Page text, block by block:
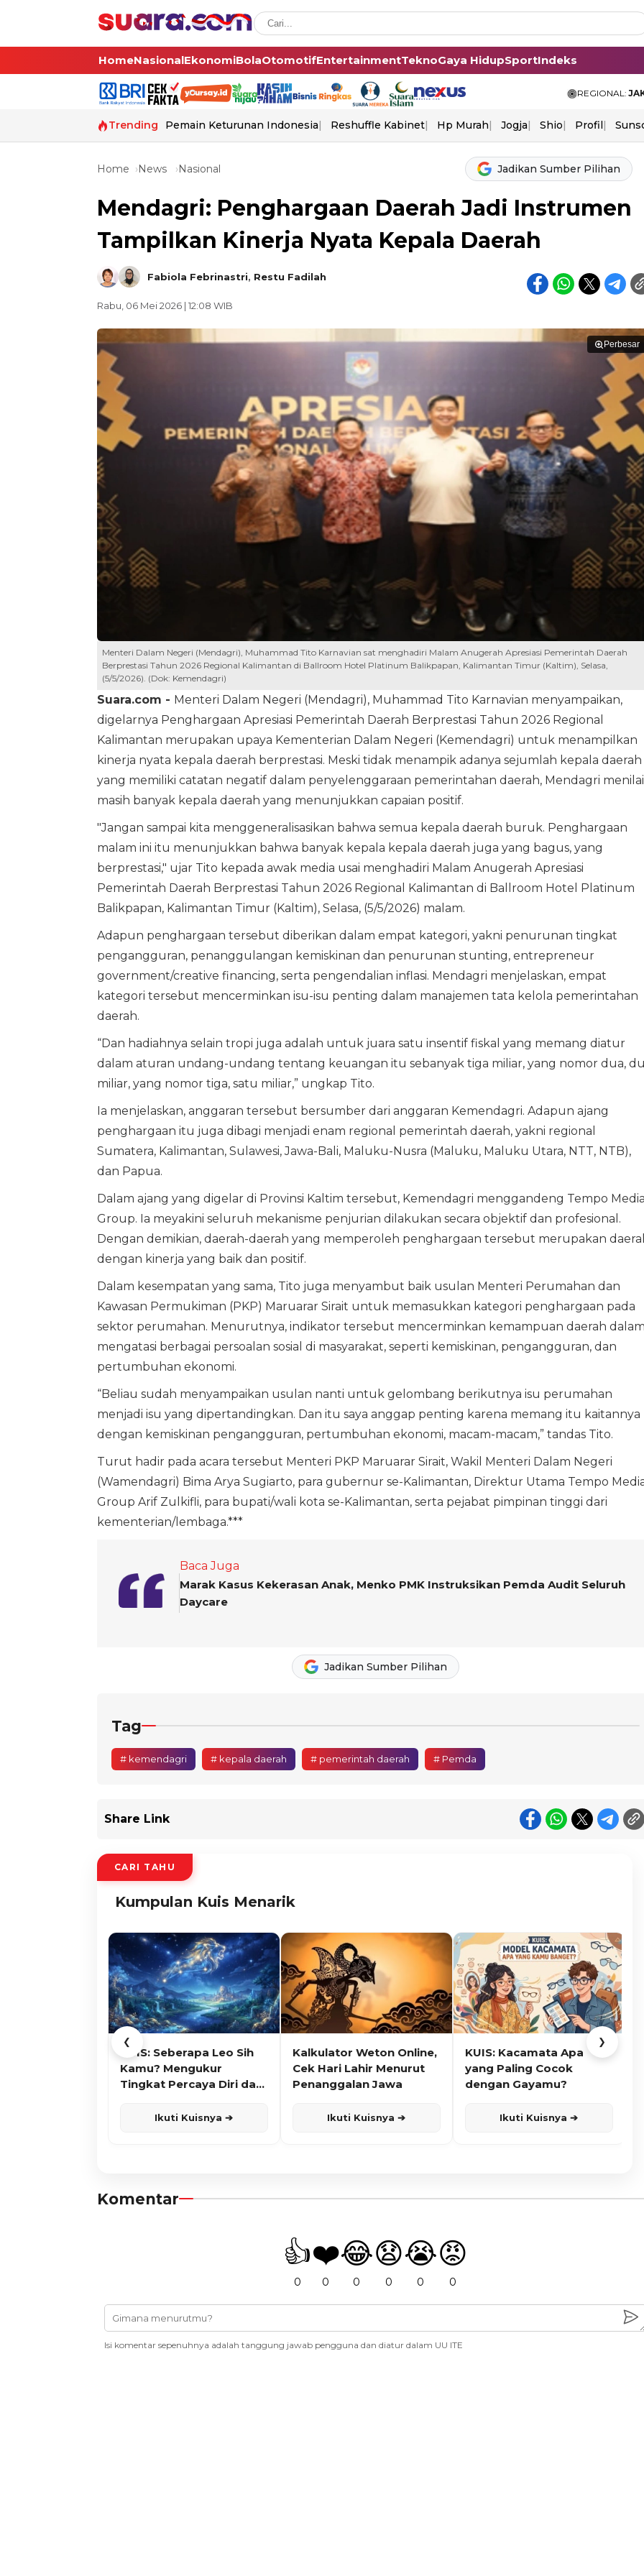
HomeNasionalEkonomiBolaOtomotifEntertainmentTeknoGaya HidupSportIndeks
REGIONAL:
Trending Pemain Keturunan Indonesia Reshuffle Kabinet Hp Murah Jogja Shio Profil
Home News Nasional Jadikan Sumber Pilihan
Mendagri: Penghargaan Daerah Jadi Instrumen
Tampilkan Kinerja Nyata Kepala Daerah
Fabiola Febrinastri, Restu Fadilah
Rabu, 06 Mei 2026 | 12:08 WIB
Perbesar
Menteri Dalam Negeri (Mendagri), Muhammad Tito Karnavian sat menghadiri Malam Anugerah Apresiasi Pemerintah Daerah
Berprestasi Tahun 2026 Regional Kalimantan di Ballroom Hotel Platinum Balikpapan, Kalimantan Timur (Kaltim), Selasa,
(5/5/2026). (Dok: Kemendagri)
Suara.com - Menteri Dalam Negeri (Mendagri), Muhammad Tito Karnavian menyampaikan,
digelarnya Penghargaan Apresiasi Pemerintah Daerah Berprestasi Tahun 2026 Regional
Kalimantan merupakan upaya Kementerian Dalam Negeri (Kemendagri) untuk menampilkan
kinerja nyata kepala daerah berprestasi. Meski tidak menampik adanya sejumlah kepala daerah
yang memiliki catatan negatif dalam penyelenggaraan pemerintahan daerah, Mendagri menilai
masih banyak kepala daerah yang menunjukkan capaian positif.
"Jangan sampai kita menggeneralisasikan bahwa semua kepala daerah buruk. Penghargaan
malam ini itu menunjukkan bahwa banyak kepala kepala daerah juga yang bagus, yang
berprestasi," ujar Tito kepada awak media usai menghadiri Malam Anugerah Apresiasi
Pemerintah Daerah Berprestasi Tahun 2026 Regional Kalimantan di Ballroom Hotel Platinum
Balikpapan, Kalimantan Timur (Kaltim), Selasa, (5/5/2026) malam.
Adapun penghargaan tersebut diberikan dalam empat kategori, yakni penurunan tingkat
pengangguran, penanggulangan kemiskinan dan penurunan stunting, entrepreneur
government/creative financing, serta pengendalian inflasi. Mendagri menjelaskan, empat
kategori tersebut mencerminkan isu-isu penting dalam manajemen tata kelola pemerintahan
daerah.
“Dan hadiahnya selain tropi juga adalah untuk juara satu insentif fiskal yang memang diatur
dalam aturan undang-undang tentang keuangan itu sebanyak tiga miliar, yang nomor dua,
miliar, yang nomor tiga, satu miliar,” ungkap Tito.
Ia menjelaskan, anggaran tersebut bersumber dari anggaran Kemendagri. Adapun ajang
penghargaan itu juga dibagi menjadi enam regional pemerintah daerah, yakni regional
Sumatera, Kalimantan, Sulawesi, Jawa-Bali, Maluku-Nusra (Maluku, Maluku Utara, NTT, NTB),
dan Papua.
Dalam ajang yang digelar di Provinsi Kaltim tersebut, Kemendagri menggandeng Tempo
Group. Ia meyakini seluruh mekanisme penjurian dilakukan secara objektif dan profesional.
Dengan demikian, daerah-daerah yang memperoleh penghargaan tersebut merupakan
dengan kinerja yang baik dan positif.
Dalam kesempatan yang sama, Tito juga menyambut baik usulan Menteri Perumahan dan
Kawasan Permukiman (PKP) Maruarar Sirait untuk memasukkan kategori penghargaan pada
sektor perumahan. Menurutnya, indikator tersebut mencerminkan kemampuan daerah
mengatasi berbagai persoalan sosial di masyarakat, seperti kemiskinan, pengangguran, dan
pertumbuhan ekonomi.
“Beliau sudah menyampaikan usulan nanti untuk gelombang berikutnya isu perumahan
menjadi isu yang dipertandingkan. Dan itu saya anggap penting karena memang itu kaitannya
dengan kemiskinan pengangguran, pertumbuhan ekonomi, macam-macam,” tandas Tito.
Turut hadir pada acara tersebut Menteri PKP Maruarar Sirait, Wakil Menteri Dalam Negeri
(Wamendagri) Bima Arya Sugiarto, para gubernur se-Kalimantan, Direktur Utama Tempo
Group Arif Zulkifli, para bupati/wali kota se-Kalimantan, serta pejabat pimpinan tinggi dari
kementerian/lembaga.***
Baca Juga
Marak Kasus Kekerasan Anak, Menko PMK Instruksikan Pemda Audit Seluruh
Daycare
Jadikan Sumber Pilihan
Tag
# kemendagri # kepala daerah # pemerintah daerah # Pemda
Share Link
CARI TAHU
Kumpulan Kuis Menarik
❮
KUIS: Seberapa Leo Sih
Kamu? Mengukur
Tingkat Percaya Diri dan
Ikuti Kuisnya ➔
Kalkulator Weton Online,
Cek Hari Lahir Menurut
Penanggalan Jawa
Ikuti Kuisnya ➔
KUIS: Kacamata Apa
yang Paling Cocok
dengan Gayamu?
Ikuti Kuisnya ➔
❯
Komentar
👍
0
❤️
0
😂
0
😧
0
😭
0
😡
0
Isi komentar sepenuhnya adalah tanggung jawab pengguna dan diatur dalam UU ITE